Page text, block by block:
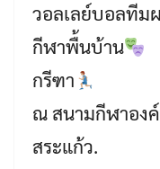
วอลเลย์บอลทีม
กีฬาพื้นบ้าน
กรีฑา
ณ สนามกีฬาอง
สระแก้ว.